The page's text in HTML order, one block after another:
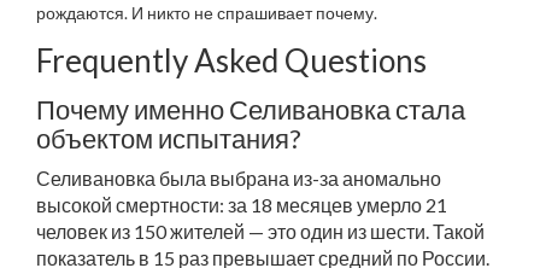
рождаются. И никто не спрашивает почему.
Frequently Asked Questions
Почему именно Селивановка стала
объектом испытания?
Селивановка была выбрана из-за аномально
высокой смертности: за 18 месяцев умерло 21
человек из 150 жителей — это один из шести. Такой
показатель в 15 раз превышает средний по России.